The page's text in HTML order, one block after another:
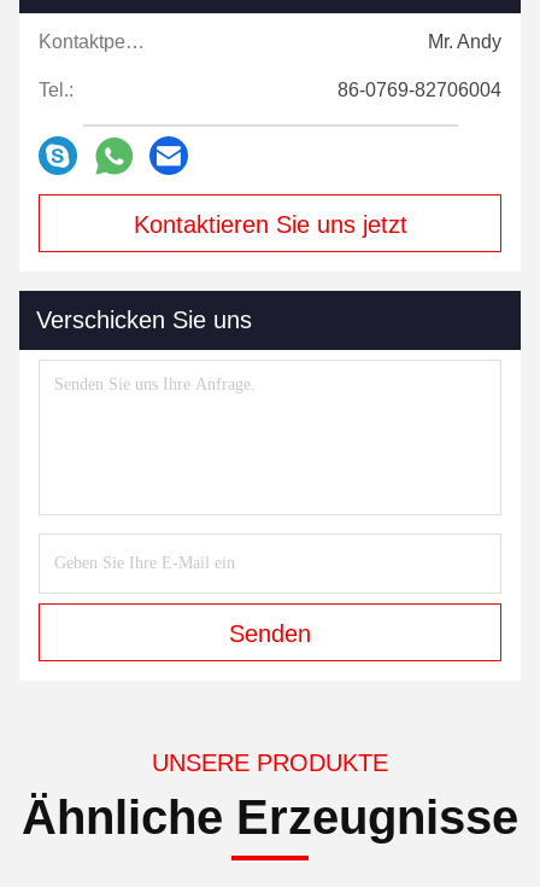
Kontaktpersonen: Mr. Andy
Tel.: 86-0769-82706004
Kontaktieren Sie uns jetzt
Verschicken Sie uns
Senden
UNSERE PRODUKTE
Ähnliche Erzeugnisse